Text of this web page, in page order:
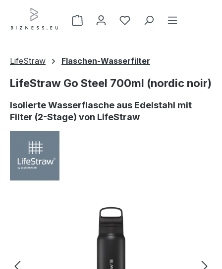
Zum Hauptinhalt springen
LifeStraw Flaschen-Wasserfilter
LifeStraw Go Steel 700ml (nordic noir)
Isolierte Wasserflasche aus Edelstahl mit
Filter (2-Stage) von LifeStraw
Bildergalerie überspringen